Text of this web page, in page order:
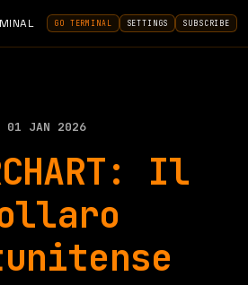
GO TERMINAL SETTINGS SUBSCRIBE
01 JAN 2026
Il